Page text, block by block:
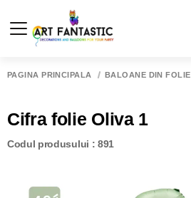
PAGINA PRINCIPALĂ BALOANE DIN FOLIE
Cifra folie Oliva 1
Codul produsului : 891